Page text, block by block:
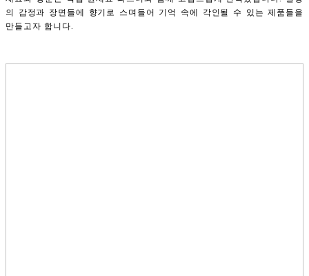
의 감정과 장면들에 향기로 스며들어 기억 속에 각인될 수 있는 제품들을
만들고자 합니다.